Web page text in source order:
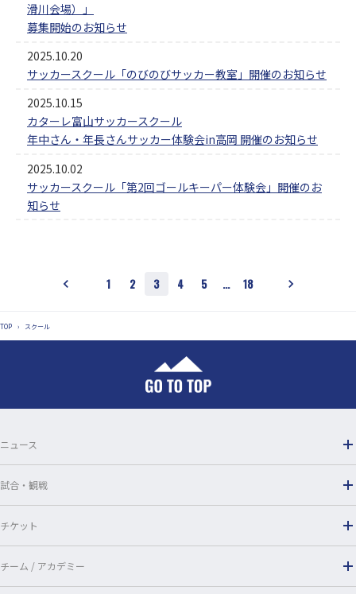
滑川会場）」
募集開始のお知らせ
2025.10.20
サッカースクール「のびのびサッカー教室」開催のお知らせ
2025.10.15
カターレ富山サッカースクール
年中さん・年長さんサッカー体験会in高岡 開催のお知らせ
2025.10.02
サッカースクール「第2回ゴールキーパー体験会」開催のお
知らせ
1 2 3 4 5 … 18
TOP › スクール
ニュース
試合・観戦
チケット
チーム / アカデミー